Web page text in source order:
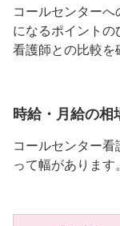
コールセンター
になるポイント
看護師との比較を
時給・月給の相
コールセンター
って幅があります。